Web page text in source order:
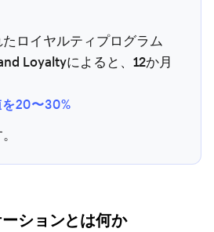
ロイヤルティプログラム
Loyaltyによると、12か月
20〜30%
ションとは何か